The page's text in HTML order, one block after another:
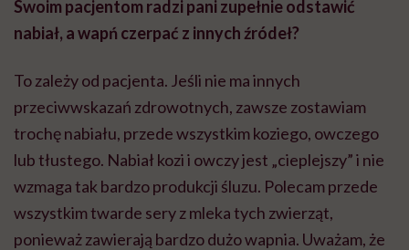
Swoim pacjentom radzi pani zupełnie odstawić
nabiał, a wapń czerpać z innych źródeł?
To zależy od pacjenta. Jeśli nie ma innych
przeciwwskazań zdrowotnych, zawsze zostawiam
trochę nabiału, przede wszystkim koziego, owczego
lub tłustego. Nabiał kozi i owczy jest „cieplejszy” i nie
wzmaga tak bardzo produkcji śluzu. Polecam przede
wszystkim twarde sery z mleka tych zwierząt,
ponieważ zawierają bardzo dużo wapnia. Uważam, że